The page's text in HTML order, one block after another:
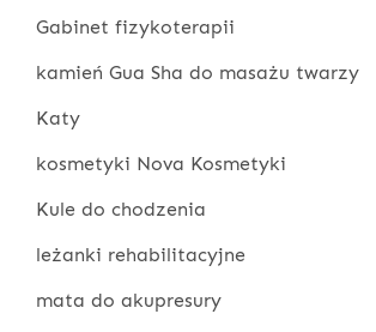
Gabinet fizykoterapii
kamień Gua Sha do masażu twarzy
Katy
kosmetyki Nova Kosmetyki
Kule do chodzenia
leżanki rehabilitacyjne
mata do akupresury